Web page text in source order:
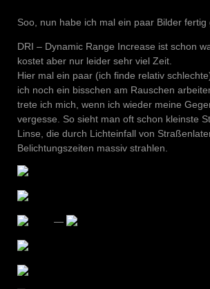
Soo, nun habe ich mal ein paar Bilder fertig
DRI – Dynamic Range Increase ist schon
kostet aber nur leider sehr viel Zeit.
Hier mal ein paar (ich finde relativ
ich noch ein bisschen am Rauschen
trete ich mich, wenn ich wieder meine
vergesse. So sieht man oft schon kleinste
Linse, die durch Lichteinfall von
Belichtungszeiten massiv strahlen.
—